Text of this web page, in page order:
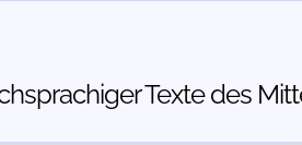
Texte des